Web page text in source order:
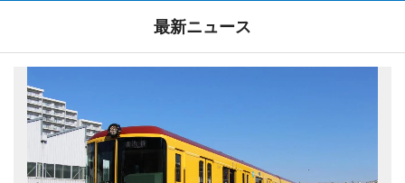
最新ニュース